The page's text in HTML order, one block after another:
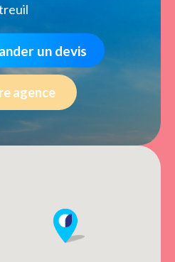
un devis
agence